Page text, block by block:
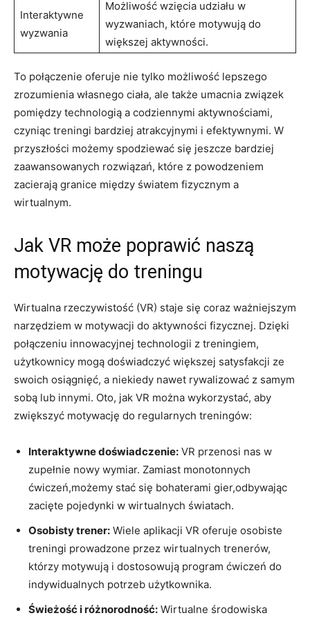
Interaktywne
wyzwania
Możliwość wzięcia udziału w
wyzwaniach, które motywują do
większej aktywności.
To połączenie oferuje nie tylko możliwość lepszego
zrozumienia własnego ciała, ale także umacnia związek
pomiędzy technologią a codziennymi aktywnościami,
czyniąc treningi bardziej atrakcyjnymi i efektywnymi. W
przyszłości możemy spodziewać się jeszcze bardziej
zaawansowanych rozwiązań, które z powodzeniem
zacierają granice między światem fizycznym a
wirtualnym.
Jak VR może poprawić naszą
motywację do treningu
Wirtualna rzeczywistość (VR) staje się coraz ważniejszym
narzędziem w motywacji do aktywności fizycznej. Dzięki
połączeniu innowacyjnej technologii z treningiem,
użytkownicy mogą doświadczyć większej satysfakcji ze
swoich osiągnięć, a niekiedy nawet rywalizować z samym
sobą lub innymi. Oto, jak VR można wykorzystać, aby
zwiększyć motywację do regularnych treningów:
Interaktywne doświadczenie: VR przenosi nas w
zupełnie nowy wymiar. Zamiast monotonnych
ćwiczeń,możemy stać się bohaterami gier,odbywając
zacięte pojedynki w wirtualnych światach.
Osobisty trener: Wiele aplikacji VR oferuje osobiste
treningi prowadzone przez wirtualnych trenerów,
którzy motywują i dostosowują program ćwiczeń do
indywidualnych potrzeb użytkownika.
Świeżość i różnorodność: Wirtualne środowiska